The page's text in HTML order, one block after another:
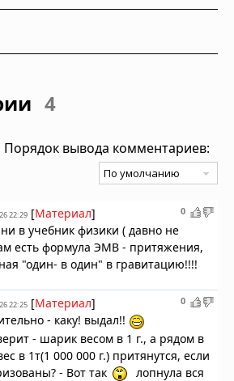
4
Порядок вывода комментариев:
0
22:29 [Материал]
в учебник физики ( давно не
есть формула ЭМВ - притяжения,
"один- в один" в гравитацию!!!!
0
22:25 [Материал]
- каку! выдал!!
- шарик весом в 1 г., а рядом в
в 1т(1 000 000 г.) притянутся, если
- Вот так
лопнула вся